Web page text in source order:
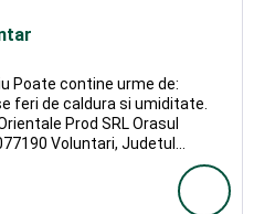
Poate contine urme de:
feri de caldura si umiditate.
Prod SRL Orasul
Voluntari, Judetul...